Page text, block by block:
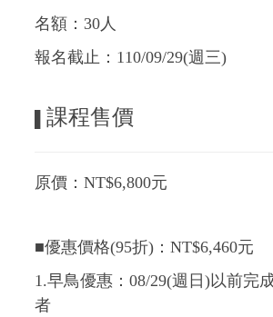
名額：30人
報名截止：110/09/29(週三)
課程售價
原價：NT$6,800元
■優惠價格(95折)：NT$6,460元
1.早鳥優惠：08/29(週日)以前完
者